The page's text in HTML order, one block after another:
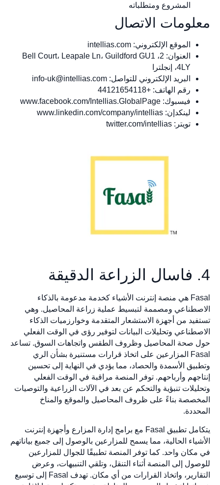
المشروع ومتطلباته
الاتصال
الموقع الإلكتروني: intellias.com
العنوان: 2، Bell Court، Leapale Ln، Guildford GU1
البريد الإلكتروني للتواصل:info-uk@intellias.com
رقم الهاتف: +44121654118
فيسبوك: www.facebook.com/Intellias.GlobalPage
لينكدإن: www.linkedin.com/company/intellias
تويتر: twitter.com/intellias
Fasal هي منصة إنترنت الأشياء كخدمة مدعومة بالذكاء
ومصممة لتبسيط عملية زراعة المحاصيل. وهي
من أجهزة الاستشعار المتقدمة وخوارزميات الذكاء
وتحليلات البيانات لتوفير رؤى في الوقت الفعلي
صحة المحاصيل وظروف الطقس واتجاهات السوق. تساعد
Fasal المزارعين على اتخاذ قرارات مستنيرة بشأن الري
الأسمدة والحصاد، مما يؤدي في النهاية إلى تحسين
وأرباحهم. توفر المنصة مراقبة في الوقت الفعلي
تنبؤية والتحكم عن بعد في الآلات الزراعية والتوصيات
بناءً على ظروف المحاصيل والموقع والمناخ
يتكامل تطبيق Fasal مع برامج إدارة المزارع وأجهزة إنترنت
الحالية، مما يسمح للمزارعين بالوصول إلى جميع بياناتهم
واحد. كما توفر المنصة تطبيقًا للجوال للمزارعين
إلى المنصة أثناء التنقل، وتلقي التنبيهات، وعرض
التقارير، واتخاذ القرارات من أي مكان. تهدف Fasal إلى توسيع